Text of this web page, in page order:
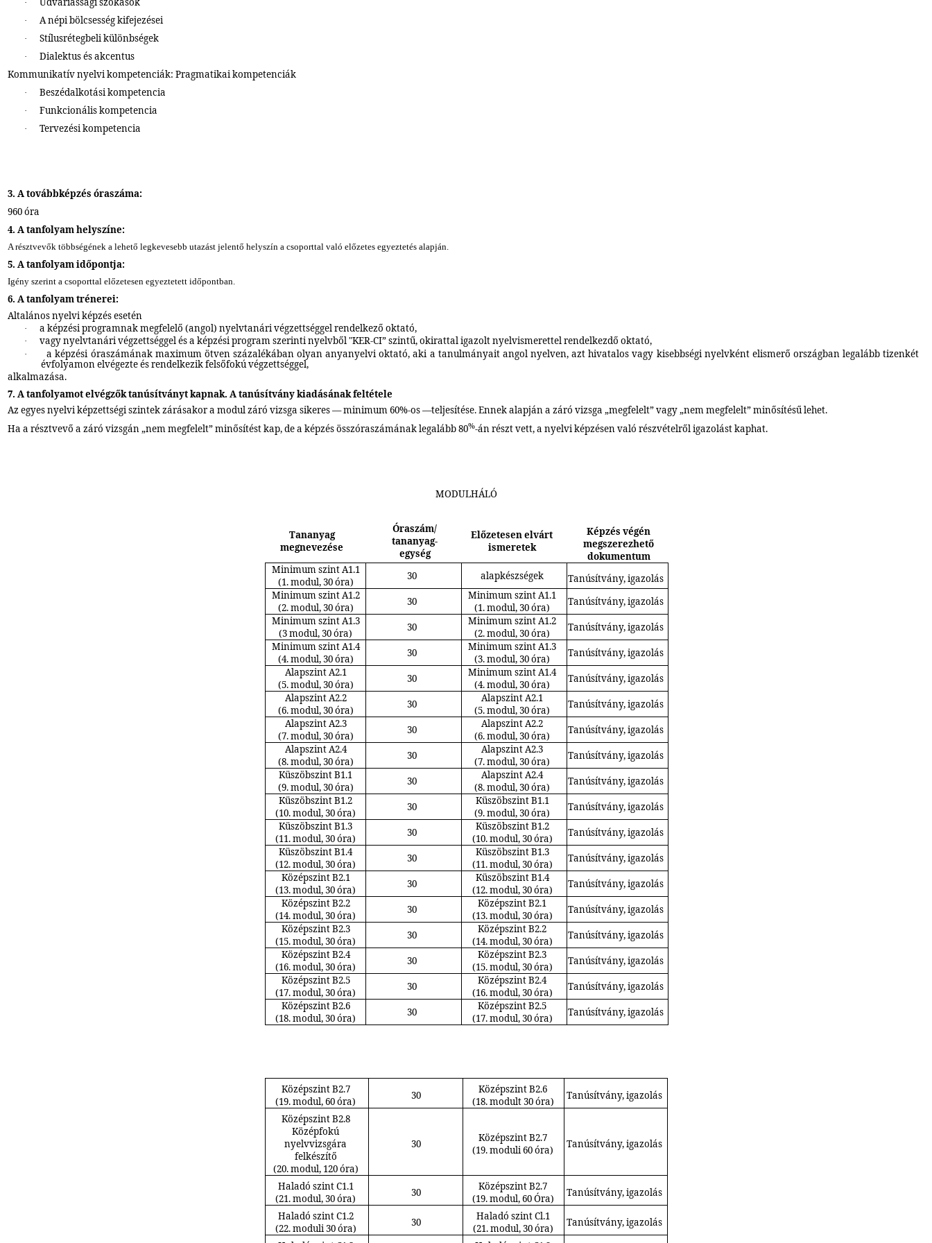
·
· A népi bölcsesség kifejezései
· Stílusrétegbeli különbségek
·
Dialektus és akcentus
Kommunikatív nyelvi kompetenciák: Pragmatikai kompetenciák
· Beszédalkotási kompetencia
· Funkcionális kompetencia
· Tervezési kompetencia
3. A továbbképzés óraszáma:
960 óra
4. A tanfolyam helyszíne:
A résztvevők többségének a lehető legkevesebb utazást jelentő helyszín a csoporttal való előzetes egyeztetés alapján.
5. A tanfolyam időpontja:
Igény szerint a csoporttal előzetesen egyeztetett időpontban.
6. A tanfolyam trénerei:
Altalános nyelvi képzés esetén
· a képzési programnak megfelelő (angol) nyelvtanári végzettséggel rendelkező oktató,
· vagy nyelvtanári végzettséggel és a képzési program szerinti nyelvből "KER-CI” szintű, okirattal igazolt nyelvismerettelrendelkezdő oktató,
·
a képzési óraszámának maximum ötven százalékában olyan anyanyelvi oktató, aki a tanulmányait angol nyelven, azt hivatalos vagy kisebbségi nyelvként elismerő országban legalább tizenkét
évfolyamon elvégezte és rendelkezik felsőfokú végzettséggel,
alkalmazása.
7. A tanfolyamot elvégzők tanúsítványt kapnak. A tanúsítvány kiadásának feltétele
Az egyes nyelvi képzettségi szintek zárásakor a modul záró vizsga sikeres — minimum 60%-os —teljesítése. Ennek alapján a záró vizsga „megfelelt” vagy „nem megfelelt” minősítésű lehet.
Ha a résztvevő a záró vizsgán „nem megfelelt” minősítést kap, de a képzés összóraszámának legalább 80%-án részt vett, a nyelvi képzésen való részvételről igazolást kaphat.
MODULHÁLÓ
Tananyag
megnevezése
Óraszám/
tananyag-
egység
Előzetesen elvárt
ismeretek
Képzés végén
megszerezhető
dokumentum
Minimum szint A1.1
(1. modul, 30 óra)
30 alapkészségek
Tanúsítvány, igazolás
Minimum szint A1.2
(2. modul, 30 óra)
30
Minimum szint A1.1
(1. modul, 30 óra)
Tanúsítvány, igazolás
Minimum szint A1.3
(3 modul, 30 óra)
30
Minimum szint A1.2
(2. modul, 30 óra)
Tanúsítvány, igazolás
Minimum szint A1.4
(4. modul, 30 óra)
30
Minimum szint A1.3
(3. modul, 30 óra)
Tanúsítvány, igazolás
Alapszint A2.1
(5. modul, 30 óra)
30
Minimum szint A1.4
(4. modul, 30 óra)
Tanúsítvány, igazolás
Alapszint A2.2
(6. modul, 30 óra)
30
Alapszint A2.1
(5. modul, 30 óra)
Tanúsítvány, igazolás
Alapszint A2.3
(7. modul, 30 óra)
30
Alapszint A2.2
(6. modul, 30 óra)
Tanúsítvány, igazolás
Alapszint A2.4
(8. modul, 30 óra)
30
Alapszint A2.3
(7. modul, 30 óra)
Tanúsítvány, igazolás
Küszöbszint B1.1
(9. modul, 30 óra)
30
Alapszint A2.4
(8. modul, 30 óra)
Tanúsítvány, igazolás
Küszöbszint B1.2
(10. modul, 30 óra)
30
Küszöbszint B1.1
(9. modul, 30 óra)
Tanúsítvány, igazolás
Küszöbszint B1.3
(11. modul, 30 óra)
30
Küszöbszint B1.2
(10. modul, 30 óra)
Tanúsítvány, igazolás
Küszöbszint B1.4
(12. modul, 30 óra)
30
Küszöbszint B1.3
(11. modul, 30 óra)
Tanúsítvány, igazolás
Középszint B2.1
(13. modul, 30 óra)
30
Küszöbszint B1.4
(12. modul, 30 óra)
Tanúsítvány, igazolás
Középszint B2.2
(14. modul, 30 óra)
30
Középszint B2.1
(13. modul, 30 óra)
Tanúsítvány, igazolás
Középszint B2.3
(15. modul, 30 óra)
30
Középszint B2.2
(14. modul, 30 óra)
Tanúsítvány, igazolás
Középszint B2.4
(16. modul, 30 óra)
30
Középszint B2.3
(15. modul, 30 óra)
Tanúsítvány, igazolás
Középszint B2.5
(17. modul, 30 óra)
30
Középszint B2.4
(16. modul, 30 óra)
Tanúsítvány, igazolás
Középszint B2.6
(18. modul, 30 óra)
30
Középszint B2.5
(17. modul, 30 óra)
Tanúsítvány, igazolás
Középszint B2.7
(19. modul, 60 óra)
30
Középszint B2.6
(18. modult 30 óra)
Tanúsítvány,igazolás
Középszint B2.8
Középfokú
nyelvvizsgára
felkészítő
(20. modul, 120 óra)
30
Középszint B2.7
(19. moduli 60 óra)
Tanúsítvány, igazolás
Haladó szint C1.1
(21. modul, 30 óra)
30
Középszint B2.7
(19. modul, 60 Óra)
Tanúsítvány, igazolás
Haladó szint C1.2
(22. moduli 30 óra)
30
Haladó szint Cl.1
(21. modul, 30 óra)
Tanúsítvány, igazolás